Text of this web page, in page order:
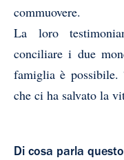
commuovere.
La loro
conciliare i due
famiglia è possibile.
che ci ha salvato la
Di cosa parla